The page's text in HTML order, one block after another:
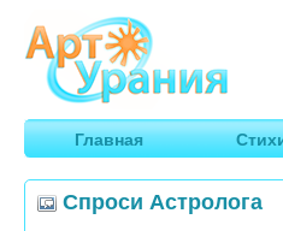
АртУрания
Умные гороскопы,
Главная
Спроси Астролога